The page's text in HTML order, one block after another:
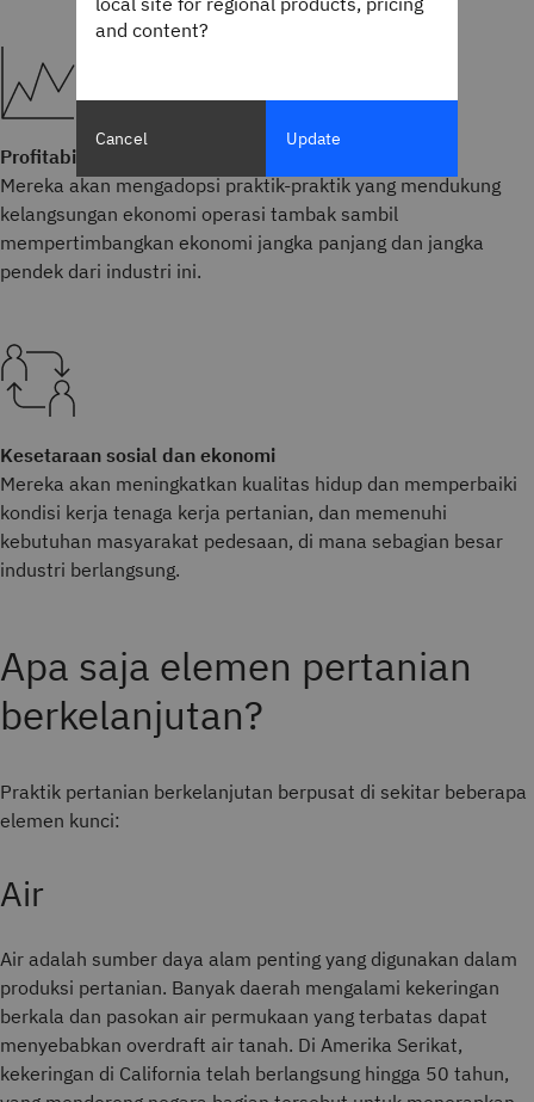
Profitabilitas ekonomi
Mereka akan mengadopsi praktik-praktik yang mendukung
kelangsungan ekonomi operasi tambak sambil
mempertimbangkan ekonomi jangka panjang dan jangka
pendek dari industri ini.
Kesetaraan sosial dan ekonomi
Mereka akan meningkatkan kualitas hidup dan memperbaiki
kondisi kerja tenaga kerja pertanian, dan memenuhi
kebutuhan masyarakat pedesaan, di mana sebagian besar
industri berlangsung.
Apa saja elemen pertanian
berkelanjutan?
Praktik pertanian berkelanjutan berpusat di sekitar beberapa
elemen kunci:
Air
Air adalah sumber daya alam penting yang digunakan dalam
produksi pertanian. Banyak daerah mengalami kekeringan
berkala dan pasokan air permukaan yang terbatas dapat
menyebabkan overdraft air tanah. Di Amerika Serikat,
kekeringan di California telah berlangsung hingga 50 tahun,
and content?
Cancel Update